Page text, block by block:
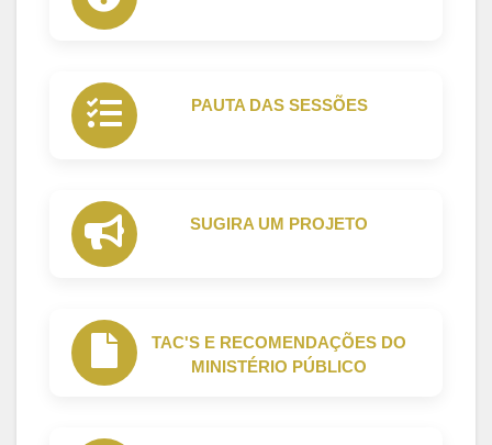
PAUTA DAS SESSÕES
SUGIRA UM PROJETO
TAC'S E RECOMENDAÇÕES DO
MINISTÉRIO PÚBLICO